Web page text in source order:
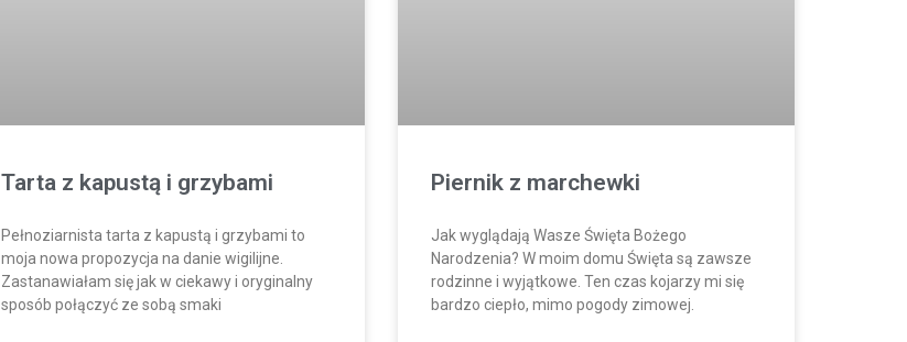
Tarta z kapustą i grzybami
Pełnoziarnista tarta z kapustą i grzybami to
moja nowa propozycja na danie wigilijne.
Zastanawiałam się jak w ciekawy i oryginalny
sposób połączyć ze sobą smaki
Piernik z marchewki
Jak wyglądają Wasze Święta Bożego
Narodzenia? W moim domu Święta są zawsze
rodzinne i wyjątkowe. Ten czas kojarzy mi się
bardzo ciepło, mimo pogody zimowej.